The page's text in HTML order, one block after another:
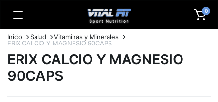
0
Inicio Salud
Vitaminas y Minerales
ERIX CALCIO Y MAGNESIO 90CAPS
ERIX CALCIO Y MAGNESIO
90CAPS